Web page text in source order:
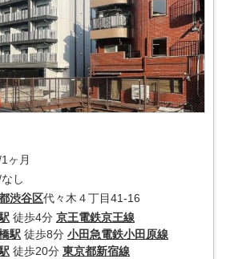
ヶ月
し
渋谷区代々木４丁目41-16
徒歩4分 京王電鉄京王線
駅 徒歩8分 小田急電鉄小田原線
徒歩20分 東京都新宿線